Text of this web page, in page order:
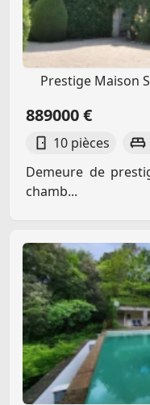
Prestige Maison
889000 €
10 pièces
Demeure de
chamb...